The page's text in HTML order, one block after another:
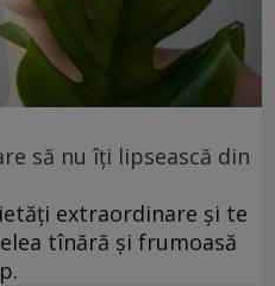
să nu îți lipsească din
extraordinare și te
tînără și frumoasă